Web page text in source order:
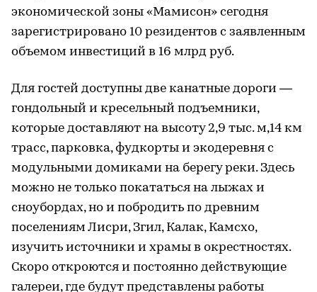
экономической зоны «Мамисон» сегодня
зарегистрировано 10 резидентов с заявленным
объемом инвестиций в 16 млрд руб.
Для гостей доступны две канатные дороги —
гондольный и кресельный подъемники,
которые доставляют на высоту 2,9 тыс. м,14 км
трасс, парковка, фудкорты и экодеревня с
модульными домиками на берегу реки. Здесь
можно не только покататься на лыжах и
сноубордах, но и побродить по древним
поселениям Лисри, Згил, Калак, Камсхо,
изучить источники и храмы в окрестностях.
Скоро откроются и постоянно действующие
галереи, где будут представлены работы